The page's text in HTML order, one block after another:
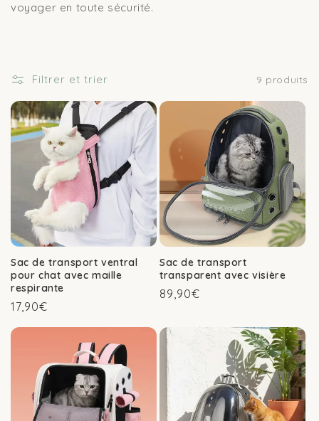
voyager en toute sécurité.
Filtrer et trier 9 produits
Sac de transport ventral
pour chat avec maille
respirante
Prix
17,90€
Sac de transport
transparent avec visière
Prix
89,90€